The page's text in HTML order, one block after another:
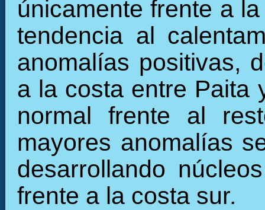
únicamente frente a
tendencia al
anomalías positivas,
a la costa entre Paita
normal frente al
mayores anomalías
desarrollando
frente a la costa sur.